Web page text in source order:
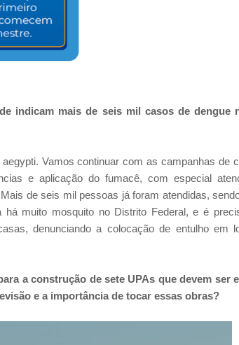
indicam mais de seis mil casos de dengue
Vamos continuar com as campanhas de
e aplicação do fumacê, com especial
de seis mil pessoas já foram atendidas,
há muito mosquito no Distrito Federal, e é
denunciando a colocação de entulho em
a construção de sete UPAs que devem ser
e a importância de tocar essas obras?